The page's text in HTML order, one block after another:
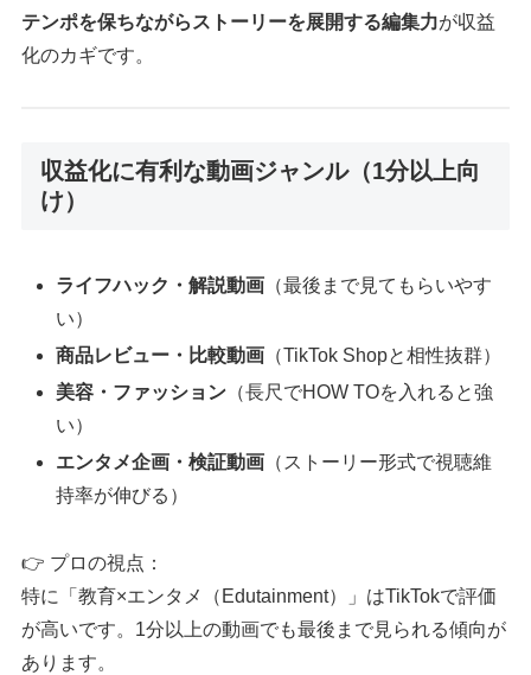
テンポを保ちながらストーリーを展開する編集力が収益
化のカギです。
収益化に有利な動画ジャンル（1分以上向
け）
ライフハック・解説動画 （最後まで見てもらいやす
い）
商品レビュー・比較動画 （TikTok Shopと相性抜群）
美容・ファッション （長尺でHOW TOを入れると強
い）
エンタメ企画・検証動画 （ストーリー形式で視聴維
持率が伸びる）
👉 プロの視点：
特に「教育×エンタメ（Edutainment）」はTikTokで評価
が高いです。1分以上の動画でも最後まで見られる傾向が
あります。